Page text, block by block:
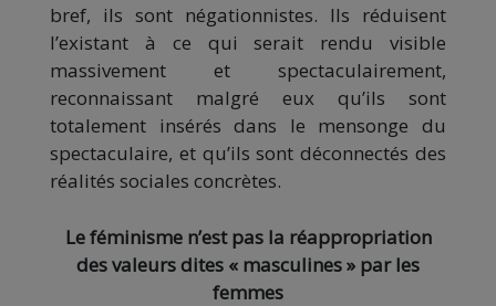
bref, ils sont négationnistes. Ils réduisent
l’existant à ce qui serait rendu visible
massivement et spectaculairement,
reconnaissant malgré eux qu’ils sont
totalement insérés dans le mensonge du
spectaculaire, et qu’ils sont déconnectés des
réalités sociales concrètes.
Le féminisme n’est pas la réappropriation
des valeurs dites « masculines » par les
femmes